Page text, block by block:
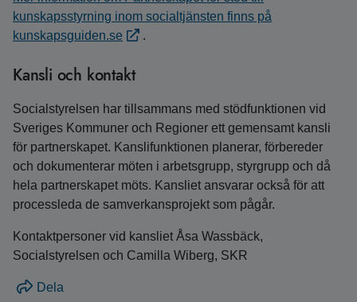
kunskapsstyrning inom socialtjänsten finns på
kunskapsguiden.se
.
Kansli och kontakt
Socialstyrelsen har tillsammans med stödfunktionen vid
Sveriges Kommuner och Regioner ett gemensamt kansli
för partnerskapet. Kanslifunktionen planerar, förbereder
och dokumenterar möten i arbetsgrupp, styrgrupp och då
hela partnerskapet möts. Kansliet ansvarar också för att
processleda de samverkansprojekt som pågår.
Kontaktpersoner vid kansliet Åsa Wassbäck,
Socialstyrelsen och Camilla Wiberg, SKR
Dela